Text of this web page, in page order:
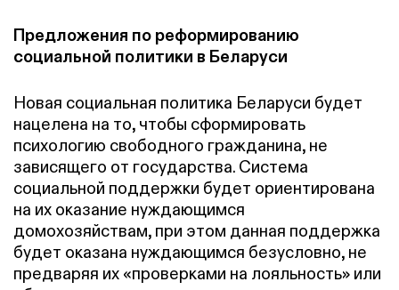
Предложения по реформированию
социальной политики в Беларуси
Новая социальная политика Беларуси будет
нацелена на то, чтобы сформировать
психологию свободного гражданина, не
зависящего от государства. Система
социальной поддержки будет ориентирована
на их оказание нуждающимся
домохозяйствам, при этом данная поддержка
будет оказана нуждающимся безусловно, не
предваряя их «проверками на лояльность» или